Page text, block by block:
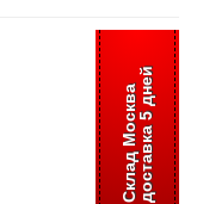
Склад Москвадоставка 5 дней